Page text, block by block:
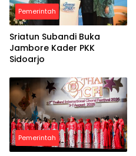
Pemerintah
Sriatun Subandi Buka
Jambore Kader PKK
Sidoarjo
Pemerintah